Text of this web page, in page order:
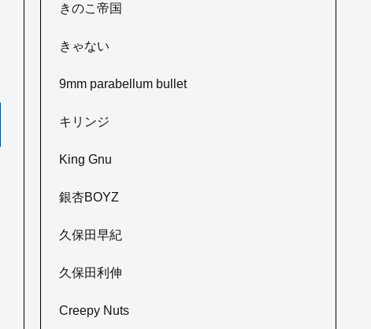
きのこ帝国
きゃない
9mm parabellum bullet
キリンジ
King Gnu
銀杏BOYZ
久保田早紀
久保田利伸
Creepy Nuts